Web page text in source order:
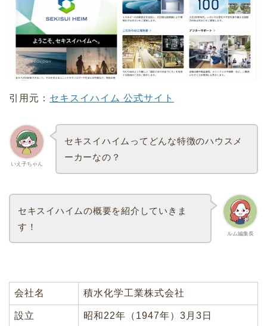
引用元： セキスイハイ ム 公式サイト
いえ子ちゃん
セキスイハイムってどんな特徴のハウスメ
ーカーなの？
ルム編集長
セキスイハイムの概要を紹介していきま
す！
会社名 積水化学工業株式会社
設立 昭和22年（1947年）3月3日